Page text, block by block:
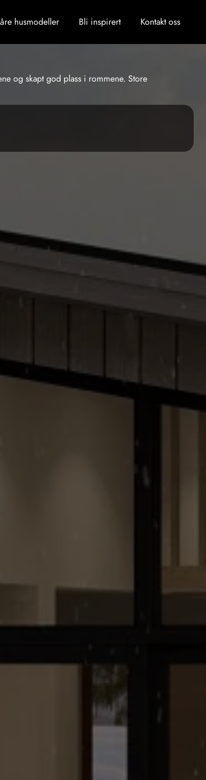
husmodeller Bli inspirert Kontakt oss
og skapt god plass i rommene. Store